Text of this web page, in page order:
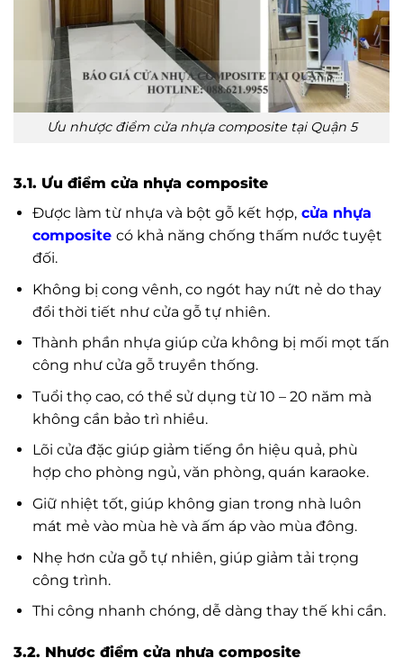
Ưu nhược điểm cửa nhựa composite tại Quận 5
3.1. Ưu điểm cửa nhựa composite
Được làm từ nhựa và bột gỗ kết hợp,cửa nhựa
composite có khả năng chống thấm nước tuyệt
đối.
Không bị cong vênh, co ngót hay nứt nẻ do thay
đổi thời tiết như cửa gỗ tự nhiên.
Thành phần nhựa giúp cửa không bị mối mọt tấn
công như cửa gỗ truyền thống.
Tuổi thọ cao, có thể sử dụng từ 10 – 20 năm mà
không cần bảo trì nhiều.
Lõi cửa đặc giúp giảm tiếng ồn hiệu quả, phù
hợp cho phòng ngủ, văn phòng, quán karaoke.
Giữ nhiệt tốt, giúp không gian trong nhà luôn
mát mẻ vào mùa hè và ấm áp vào mùa đông.
Nhẹ hơn cửa gỗ tự nhiên, giúp giảm tải trọng
công trình.
Thi công nhanh chóng, dễ dàng thay thế khi cần.
3.2. Nhược điểm cửa nhựa composite